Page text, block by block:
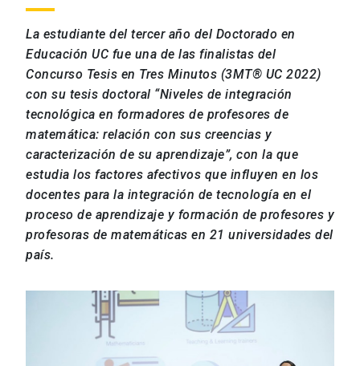
La estudiante del tercer año del Doctorado en
Educación UC fue una de las finalistas del
Concurso Tesis en Tres Minutos (3MT®️ UC 2022)
con su tesis doctoral “Niveles de integración
tecnológica en formadores de profesores de
matemática: relación con sus creencias y
caracterización de su aprendizaje”, con la que
estudia los factores afectivos que influyen en los
docentes para la integración de tecnología en el
proceso de aprendizaje y formación de profesores y
profesoras de matemáticas en 21 universidades del
país.